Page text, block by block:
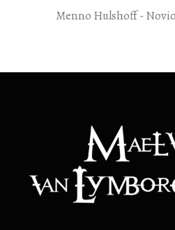
Menno Hulshoff -